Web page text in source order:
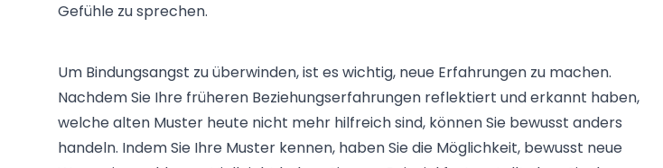
Gefühle zu sprechen.
Um Bindungsangst zu überwinden, ist es wichtig, neue Erfahrungen zu machen.
Nachdem Sie Ihre früheren Beziehungserfahrungen reflektiert und erkannt haben,
welche alten Muster heute nicht mehr hilfreich sind, können Sie bewusst anders
handeln. Indem Sie Ihre Muster kennen, haben Sie die Möglichkeit, bewusst neue